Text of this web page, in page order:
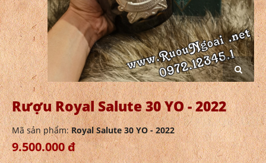
Rượu Royal Salute 30 YO - 2022
Mã sản phẩm:Royal Salute 30 YO - 2022
9.500.000 đ